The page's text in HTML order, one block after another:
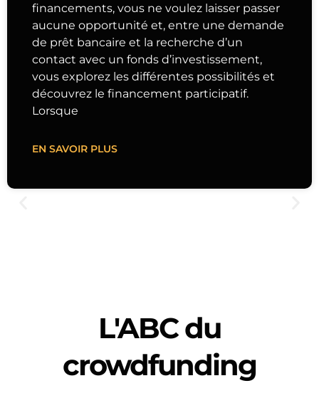
financements, vous ne voulez laisser passer
aucune opportunité et, entre une demande
de prêt bancaire et la recherche d’un
contact avec un fonds d’investissement,
vous explorez les différentes possibilités et
découvrez le financement participatif.
Lorsque
EN SAVOIR PLUS
L'ABC du
crowdfunding